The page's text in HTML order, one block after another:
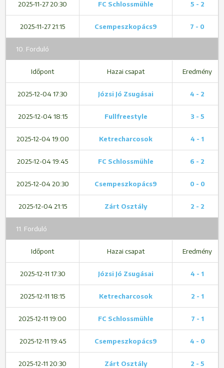
2025-11-27 20:30 FC Schlossmühle 5 - 2
2025-11-27 21:15 Csempeszkopács9 7 - 0
10. Forduló
Időpont Hazai csapat Eredmény
2025-12-04 17:30 Józsi Jó Zsugásai 4 - 2
2025-12-04 18:15 Fullfreestyle 3 - 5
2025-12-04 19:00 Ketrecharcosok 4 - 1
2025-12-04 19:45 FC Schlossmühle 6 - 2
2025-12-04 20:30 Csempeszkopács9 0 - 0
2025-12-04 21:15 Zárt Osztály 2 - 2
11. Forduló
Időpont Hazai csapat Eredmény
2025-12-11 17:30 Józsi Jó Zsugásai 4 - 1
2025-12-11 18:15 Ketrecharcosok 2 - 1
2025-12-11 19:00 FC Schlossmühle 7 - 1
2025-12-11 19:45 Csempeszkopács9 4 - 0
2025-12-11 20:30 Zárt Osztály 2 - 5